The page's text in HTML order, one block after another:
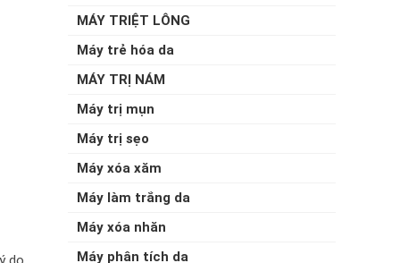
MÁY TRIỆT LÔNG
Máy trẻ hóa da
MÁY TRỊ NÁM
Máy trị mụn
Máy trị sẹo
Máy xóa xăm
Máy làm trắng da
Máy xóa nhăn
Máy phân tích da